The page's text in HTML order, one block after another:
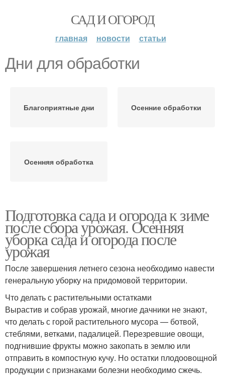
САД И ОГОРОД
главная новости статьи
Дни для обработки
Благоприятные дни Осенние обработки
Осенняя обработка
Подготовка сада и огорода к зиме
после сбора урожая. Осенняя
уборка сада и огорода после
урожая
После завершения летнего сезона необходимо навести
генеральную уборку на придомовой территории.
Что делать с растительными остатками
Вырастив и собрав урожай, многие дачники не знают,
что делать с горой растительного мусора — ботвой,
стеблями, ветками, падалицей. Перезревшие овощи,
подгнившие фрукты можно закопать в землю или
отправить в компостную кучу. Но остатки плодоовощной
продукции с признаками болезни необходимо сжечь.